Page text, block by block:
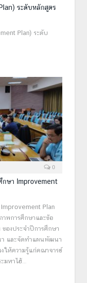
ระดับหลักสูตร
Plan) ระดับ
0
ษา Improvement
Plan
พการศึกษาและข้อ
องประจำปีการศึกษา
และจัดทำแผนพัฒนา
ให้ความรู้แก่คณาจารย์
มหาไฮ้…